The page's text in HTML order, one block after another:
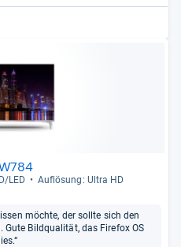
LED Auf­lö­sung: Ultra HD
möchte, der sollte sich den
Bildqualität, das Firefox OS